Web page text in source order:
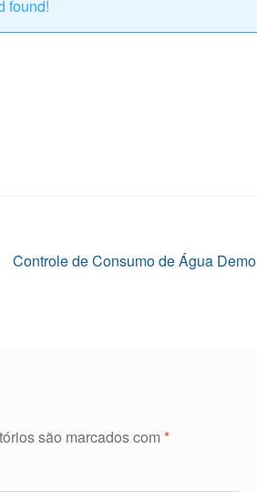
found!
Próximo
Controle de Consumo de Água Demo
são marcados com *